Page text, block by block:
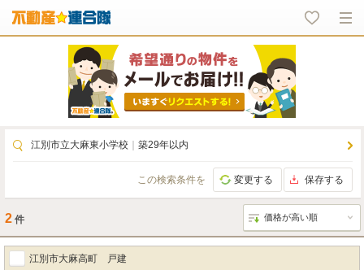
江別市立大麻東小学校 築29年以内
この検索条件を 変更する 保存する
2 件
江別市大麻高町 戸建